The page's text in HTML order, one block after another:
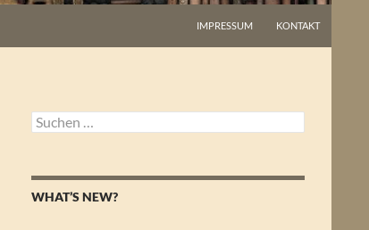
IMPRESSUM KONTAKT
Suchen
nach:
WHAT’S NEW?